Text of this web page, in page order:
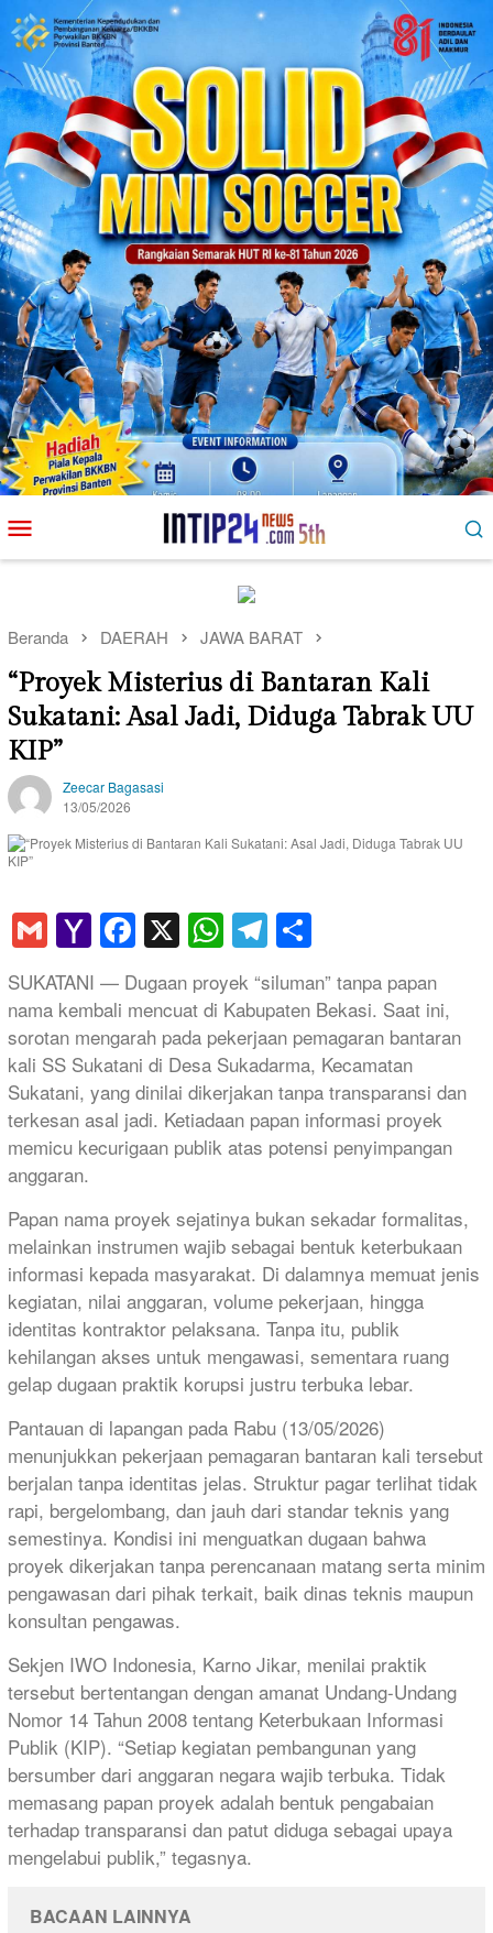
ke
kontenMobile
Beranda DAERAH JAWA BARAT
“Proyek Misterius di Bantaran Kali
Sukatani: Asal Jadi, Diduga Tabrak UU
KIP”
Zeecar Bagasasi
13/05/2026
GmailYahoo
Mail
Facebook
X WhatsApp
Telegram
SUKATANI — Dugaan proyek “siluman” tanpa papan
nama kembali mencuat di Kabupaten Bekasi. Saat ini,
sorotan mengarah pada pekerjaan pemagaran bantaran
kali SS Sukatani di Desa Sukadarma, Kecamatan
Sukatani, yang dinilai dikerjakan tanpa transparansi dan
terkesan asal jadi. Ketiadaan papan informasi proyek
memicu kecurigaan publik atas potensi penyimpangan
anggaran.
Papan nama proyek sejatinya bukan sekadar formalitas,
melainkan instrumen wajib sebagai bentuk keterbukaan
informasi kepada masyarakat. Di dalamnya memuat jenis
kegiatan, nilai anggaran, volume pekerjaan, hingga
identitas kontraktor pelaksana. Tanpa itu, publik
kehilangan akses untuk mengawasi, sementara ruang
gelap dugaan praktik korupsi justru terbuka lebar.
Pantauan di lapangan pada Rabu (13/05/2026)
menunjukkan pekerjaan pemagaran bantaran kali tersebut
berjalan tanpa identitas jelas. Struktur pagar terlihat tidak
rapi, bergelombang, dan jauh dari standar teknis yang
semestinya. Kondisi ini menguatkan dugaan bahwa
proyek dikerjakan tanpa perencanaan matang serta minim
pengawasan dari pihak terkait, baik dinas teknis maupun
konsultan pengawas.
Sekjen IWO Indonesia, Karno Jikar, menilai praktik
tersebut bertentangan dengan amanat Undang-Undang
Nomor 14 Tahun 2008 tentang Keterbukaan Informasi
Publik (KIP). “Setiap kegiatan pembangunan yang
bersumber dari anggaran negara wajib terbuka. Tidak
memasang papan proyek adalah bentuk pengabaian
terhadap transparansi dan patut diduga sebagai upaya
mengelabui publik,” tegasnya.
BACAAN LAINNYA